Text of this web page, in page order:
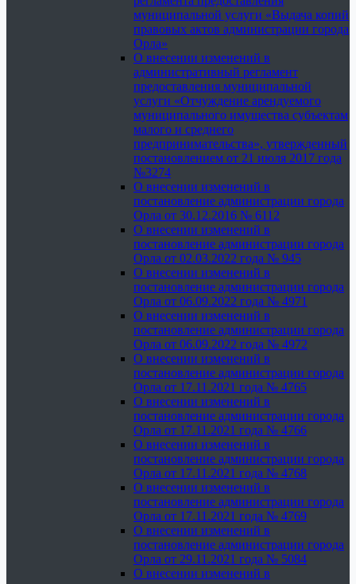
муниципальной услуги «Выдача копий
правовых актов администрации города
Орла»
О внесении изменений в
административный регламент
предоставления муниципальной
услуги «Отчуждение арендуемого
муниципального имущества субъектам
малого и среднего
предпринимательства», утвержденный
постановлением от 21 июля 2017 года
№3274
О внесении изменений в
постановление администрации города
Орла от 30.12.2016 № 6112
О внесении изменений в
постановление администрации города
Орла от 02.03.2022 года № 945
О внесении изменений в
постановление администрации города
Орла от 06.09.2022 года № 4971
О внесении изменений в
постановление администрации города
Орла от 06.09.2022 года № 4972
О внесении изменений в
постановление администрации города
Орла от 17.11.2021 года № 4765
О внесении изменений в
постановление администрации города
Орла от 17.11.2021 года № 4766
О внесении изменений в
постановление администрации города
Орла от 17.11.2021 года № 4768
О внесении изменений в
постановление администрации города
Орла от 17.11.2021 года № 4769
О внесении изменений в
постановление администрации города
Орла от 29.11.2021 года № 5084
О внесении изменений в